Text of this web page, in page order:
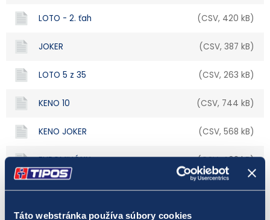
Táto webstránka používa súbory cookies
LOTO - 2. ťah (CSV, 420 kB)
JOKER (CSV, 387 kB)
LOTO 5 z 35 (CSV, 263 kB)
KENO 10 (CSV, 744 kB)
KENO JOKER (CSV, 568 kB)
EUROMILIÓNY (CSV, 408 kB)
EUROMILIÓNY JOKER (CSV, 136 kB)
EUROJACKPOT